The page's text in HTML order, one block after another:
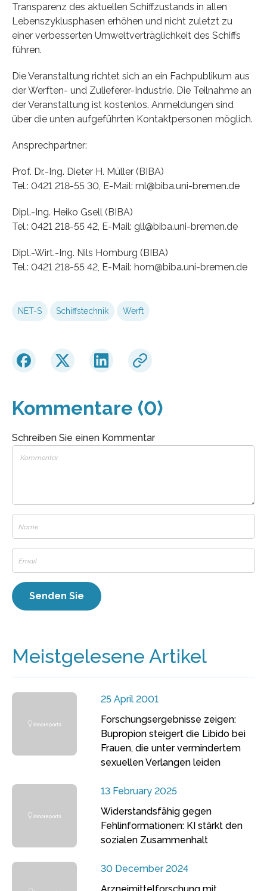
Transparenz des aktuellen Schiffzustands in allen
Lebenszyklusphasen erhöhen und nicht zuletzt zu
einer verbesserten Umweltverträglichkeit des Schiffs
führen.
Die Veranstaltung richtet sich an ein Fachpublikum aus
der Werften- und Zulieferer-Industrie. Die Teilnahme an
der Veranstaltung ist kostenlos. Anmeldungen sind
über die unten aufgeführten Kontaktpersonen möglich.
Ansprechpartner:
Prof. Dr.-Ing. Dieter H. Müller (BIBA)
Tel.: 0421 218-55 30, E-Mail: ml@biba.uni-bremen.de
Dipl.-Ing. Heiko Gsell (BIBA)
Tel.: 0421 218-55 42, E-Mail: gll@biba.uni-bremen.de
Dipl.-Wirt.-Ing. Nils Homburg (BIBA)
Tel.: 0421 218-55 42, E-Mail: hom@biba.uni-bremen.de
NET-S Schiffstechnik Werft
Kommentare (0)
Schreiben Sie einen Kommentar
Meistgelesene Artikel
25 April 2001
Forschungsergebnisse zeigen:
Bupropion steigert die Libido bei
Frauen, die unter vermindertem
sexuellen Verlangen leiden
13 February 2025
Widerstandsfähig gegen
Fehlinformationen: KI stärkt den
sozialen Zusammenhalt
30 December 2024
Arzneimittelforschung mit